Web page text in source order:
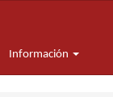
Información